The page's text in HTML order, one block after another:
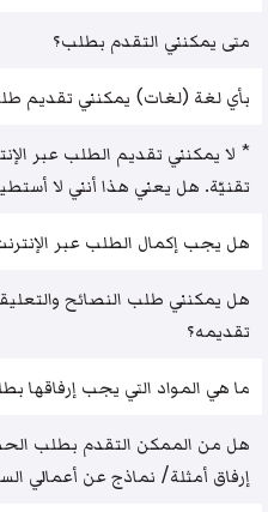
متى يمكنني التقدم بطلب؟
بأي لغة (لغات) يمكنني تقديم
* لا يمكنني تقديم الطلب عبر
تقنيّة. هل يعني هذا أنني لا
هل يجب إكمال الطلب عبر
هل يمكنني طلب النصائح
تقديمه؟
ما هي المواد التي يجب إرفاقها
هل من الممكن التقدم بطلب
إرفاق أمثلة/ نماذج عن أعمالي